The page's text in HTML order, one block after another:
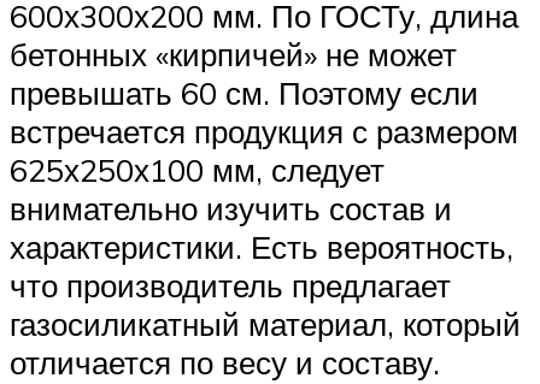
600х300х200 мм. По ГОСТу, длина
бетонных «кирпичей» не может
превышать 60 см. Поэтому если
встречается продукция с размером
625х250х100 мм, следует
внимательно изучить состав и
характеристики. Есть вероятность,
что производитель предлагает
газосиликатный материал, который
отличается по весу и составу.